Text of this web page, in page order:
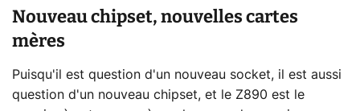
Nouveau chipset, nouvelles cartes
mères
Puisqu'il est question d'un nouveau socket, il est aussi
question d'un nouveau chipset, et le Z890 est le